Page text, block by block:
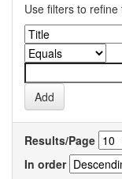
Use filters to
Results/Page
In order